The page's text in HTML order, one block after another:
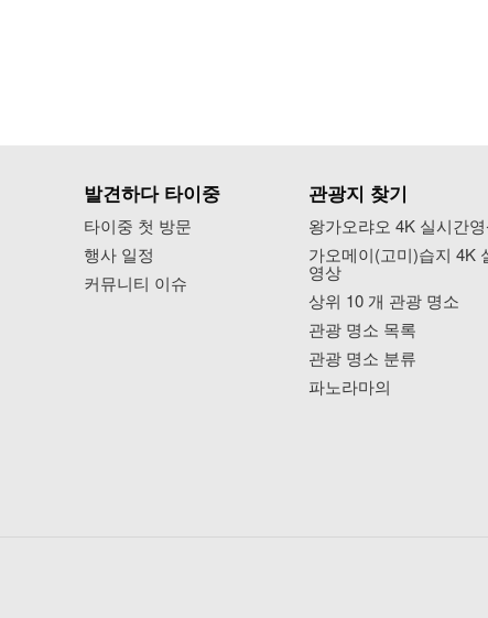
발견하다 타이중
타이중 첫 방문
행사 일정
커뮤니티 이슈
관광지 찾기
왕가오랴오 4K 실시간
가오메이(고미)습지 4K
영상
상위 10 개 관광 명소
관광 명소 목록
관광 명소 분류
파노라마의